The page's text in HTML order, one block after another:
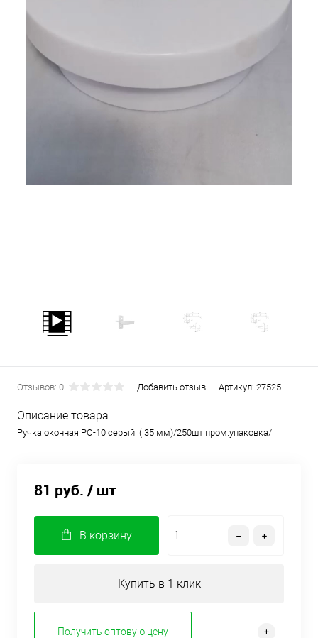
Отзывов: 0 Добавить отзыв Артикул: 27525
Описание товара:
Ручка оконная РО-10 серый ( 35 мм)/250шт пром.упаковка/
81 руб. / шт
В корзину
Купить в 1 клик
Получить оптовую цену